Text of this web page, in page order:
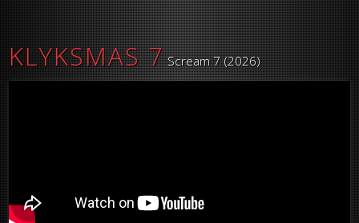
KLYKSMAS 7 Scream 7 (2026)